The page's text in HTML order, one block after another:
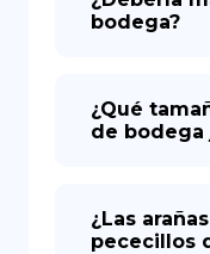
bodega?
¿Qué
de bodega
¿Las
pececillos